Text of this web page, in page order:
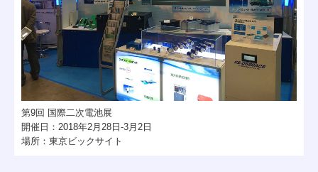
第9回 国際二次電池展
開催日： 2018年2 月 28 日 -3 月 2 日
場所：東京ビックサイト